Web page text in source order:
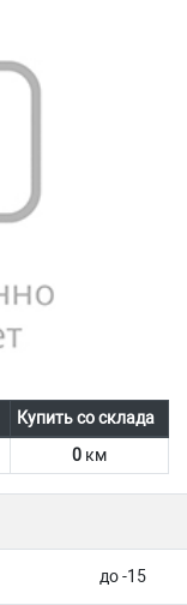
Купить со склада
0 км
до -15